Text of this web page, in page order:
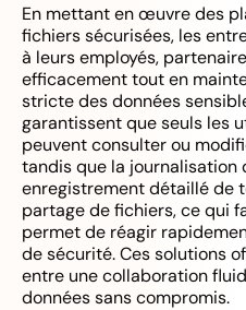
En mettant en œuvre des
fichiers sécurisées, les
à leurs employés,
efficacement tout en
stricte des données
garantissent que seuls les
peuvent consulter ou
tandis que la journalisation
enregistrement détaillé de
partage de fichiers, ce qui
permet de réagir
de sécurité. Ces solutions
entre une collaboration
données sans compromis.